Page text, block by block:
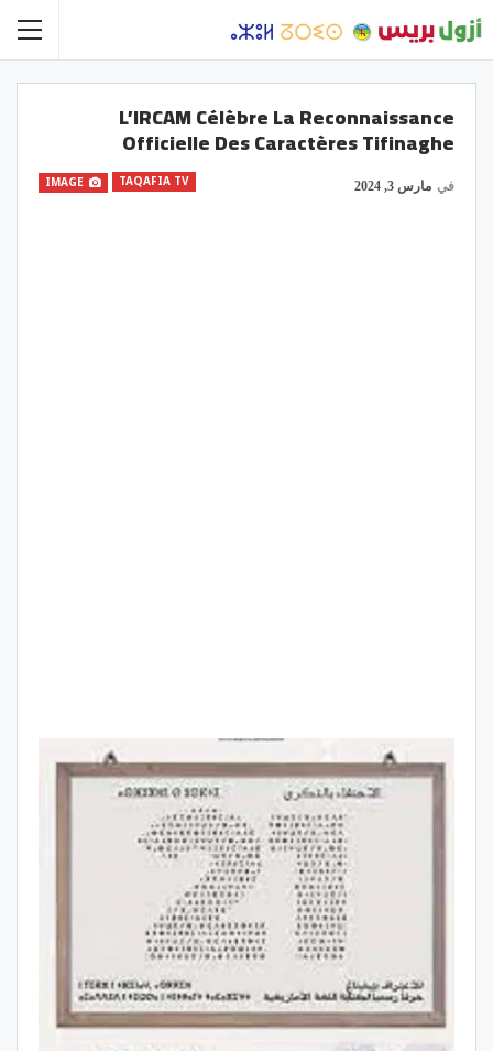
L’IRCAM Célèbre La Reconnaissance
Officielle Des Caractères Tifinaghe
TAQAFIA TV في مارس 3, 2024